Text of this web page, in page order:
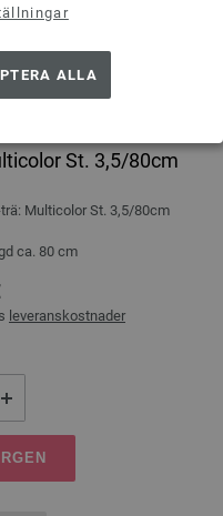
ALLA
St. 3,5/80cm
Multicolor St. 3,5/80cm
ca. 80 cm
leveranskostnader